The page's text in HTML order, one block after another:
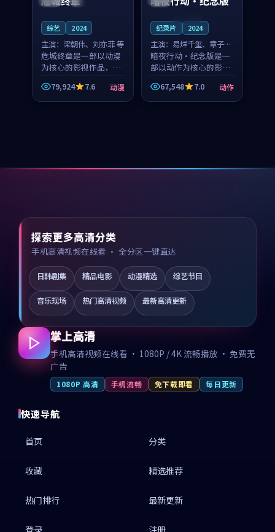
综艺 2024
主演： 梁朝伟、刘亦菲 等
危城终章是一部以动漫
为核心的影视作品，围
绕危机、反转与人物成
长展开，整体节奏紧
凑，值得推荐观看。
79,924 7.6 动漫
纪录片 2024
主演： 易烊千玺、章子怡
等
暗夜行动·纪念版是一
部以动作为核心的影视
作品，围绕危机、反转
与人物成长展开，整体
节奏紧凑，值得推荐观
67,548 7.0 动作
探索更多高清分类
手机高清视频在线看 · 全分区一键直达
日韩剧集 精品电影 动漫精选 综艺节目
音乐现场 热门高清视频 最新高清更新
掌上高清
手机高清视频在线看 · 1080P / 4K 流畅播放 · 免费无
广告
1080P 高清 手机流畅 免下载即看 每日更新
快速导航
首页 分类
收藏 精选推荐
热门排行 最新更新
登录 注册